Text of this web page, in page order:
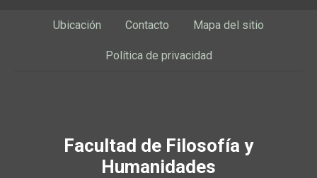
Ubicación Contacto Mapa del sitio
Política de privacidad
Facultad de Filosofía y
Humanidades